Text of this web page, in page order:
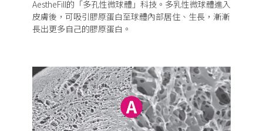
AestheFill的「多孔性微球體」科技。多乳性微球體進入
皮膚後，可吸引膠原蛋白至球體內部居住、生長，漸漸
長出更多自己的膠原蛋白。